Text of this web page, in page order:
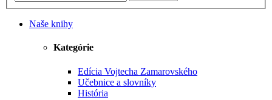
Naše knihy
Kategórie
Edícia Vojtecha Zamarovského
Učebnice a slovníky
História